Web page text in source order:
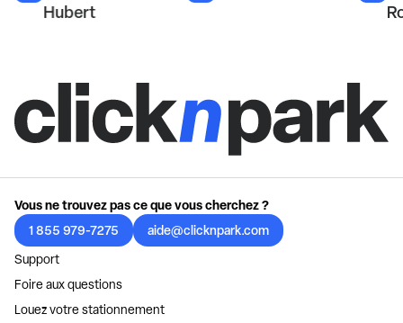
Hubert
Vous ne trouvez pas ce que vous cherchez ?
1 855 979-7275
aide@clicknpark.com
Support
Foire aux questions
Louez votre stationnement